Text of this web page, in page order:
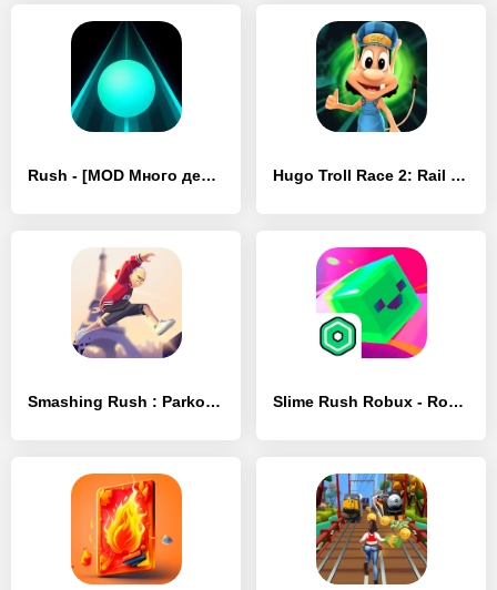
Rush - [MOD Много денег] Hugo Troll Race 2: Rail Rush - [MOD Бесконечные монеты]
Smashing Rush : Parkour Action - [MOD Бесконечные монеты] Slime Rush Robux - Roblominer - [MOD Много монет]